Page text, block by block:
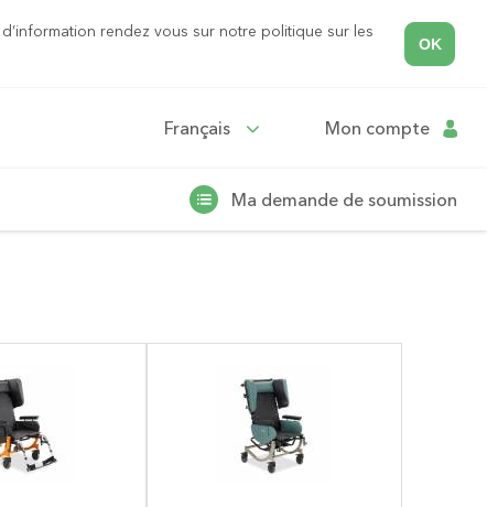
rendez vous sur notre politique sur les
OK
Français Mon compte
Ma demande de soumission